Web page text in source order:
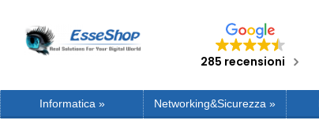
285 recensioni
Informatica» Networking&Sicurezza »